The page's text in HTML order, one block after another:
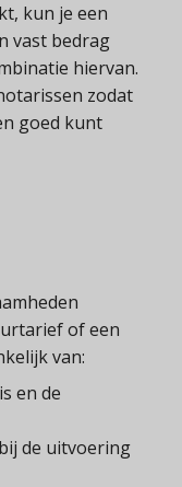
kun je een
vast bedrag
hiervan.
zodat
goed kunt
of een
van:
en de
de uitvoering